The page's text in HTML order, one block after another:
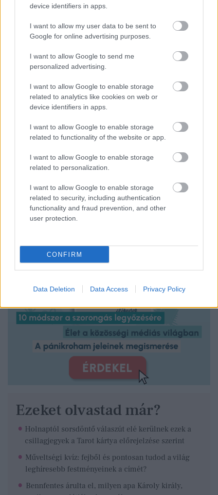
device identifiers in apps.
I want to allow my user data to be sent to
Google for online advertising purposes.
I want to allow Google to send me
personalized advertising.
I want to allow Google to enable storage
related to analytics like cookies on web or
device identifiers in apps.
I want to allow Google to enable storage
related to functionality of the website or app.
I want to allow Google to enable storage
related to personalization.
I want to allow Google to enable storage
related to security, including authentication
functionality and fraud prevention, and other
user protection.
CONFIRM
Data Deletion Data Access Privacy Policy
Ezeket olvastad már?
Holnaptól sorsdöntő válaszút elé kerülnek ezek a
csillagjegyek a Tarot kártya előrejelzése szerint
Műveltségi kvíz: fejből és pontosan tudod a világ
leghíresebb festményeinek a címét?
Bennfentes árulta el, milyen apa Károly király,